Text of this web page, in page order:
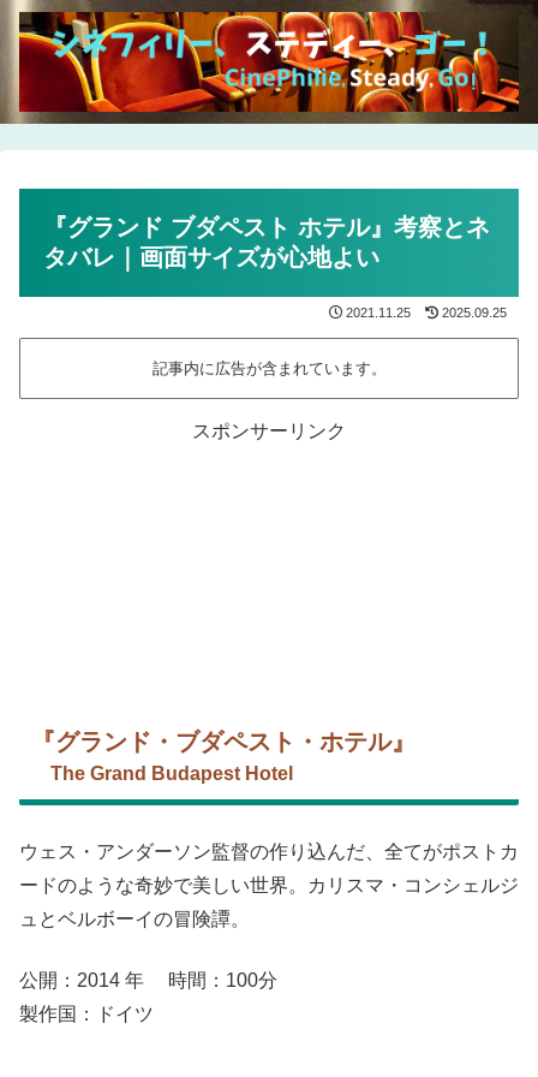
『グランド ブダペスト ホテル』考察とネ
タバレ｜画面サイズが心地よい
2021.11.25 2025.09.25
記事内に広告が含まれています。
スポンサーリンク
『グランド・ブダペスト・ホテル』
The Grand Budapest Hotel
ウェス・アンダーソン監督の作り込んだ、全てがポストカ
ードのような奇妙で美しい世界。カリスマ・コンシェルジ
ュとベルボーイの冒険譚。
公開：2014 年 時間：100分
製作国：ドイツ